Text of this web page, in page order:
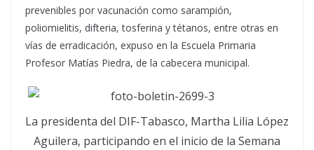
prevenibles por vacunación como sarampión,
poliomielitis, difteria, tosferina y tétanos, entre otras en
vías de erradicación, expuso en la Escuela Primaria
Profesor Matías Piedra, de la cabecera municipal.
La presidenta del DIF-Tabasco, Martha Lilia López
Aguilera, participando en el inicio de la Semana